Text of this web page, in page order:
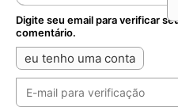
Digite seu email para verificar
comentário.
eu tenho uma conta